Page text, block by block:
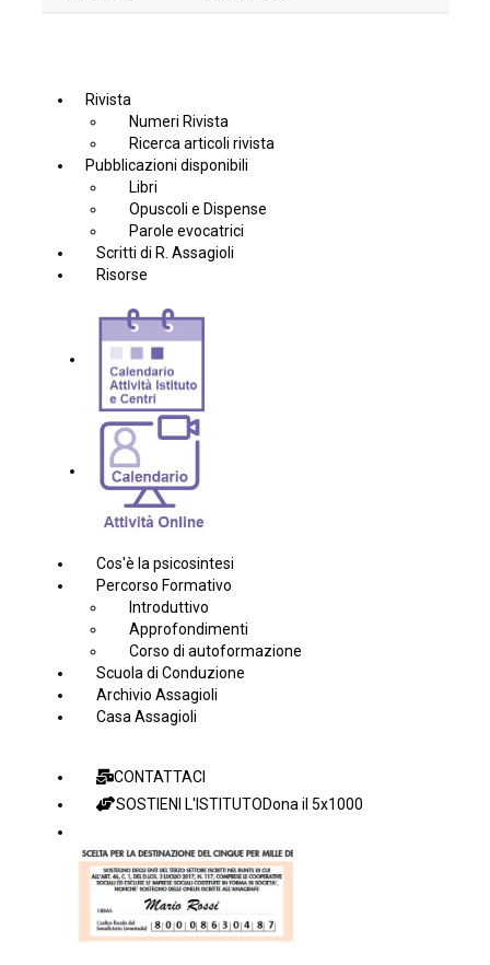
Rivista
Numeri Rivista
Ricerca articoli rivista
Pubblicazioni disponibili
Libri
Opuscoli e Dispense
Parole evocatrici
Scritti di R. Assagioli
Risorse
Cos'è la psicosintesi
Percorso Formativo
Introduttivo
Approfondimenti
Corso di autoformazione
Scuola di Conduzione
Archivio Assagioli
Casa Assagioli
CONTATTACI
SOSTIENI L'ISTITUTODona il 5x1000